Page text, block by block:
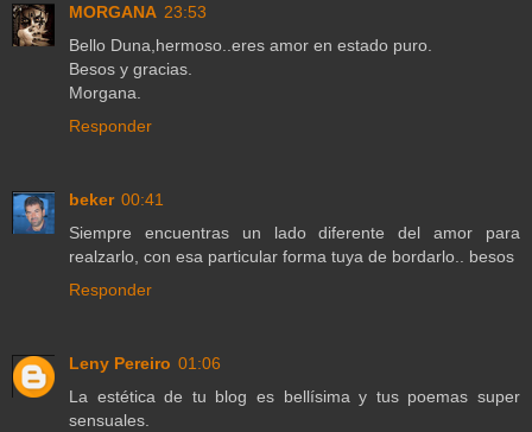
MORGANA 23:53
Bello Duna,hermoso..eres amor en estado puro.
Besos y gracias.
Morgana.
Responder
beker 00:41
Siempre encuentras un lado diferente del amor para
realzarlo, con esa particular forma tuya de bordarlo.. besos
Responder
Leny Pereiro 01:06
La estética de tu blog es bellísima y tus poemas super
sensuales.